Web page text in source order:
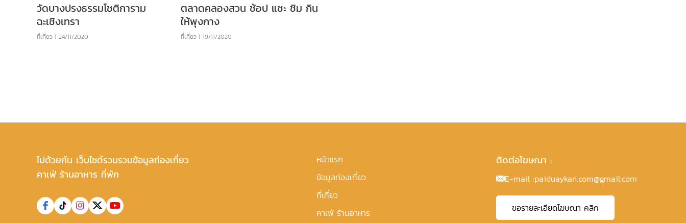
วัดบางปรงธรรมโชติการาม
ฉะเชิงเทรา
ที่เที่ยว | 24/11/2020
ตลาดคลองสวน ช้อป แชะ ชิม กิน
ให้พุงกาง
ที่เที่ยว | 19/11/2020
ไปด้วยกัน เว็บไซต์รวบรวมข้อมูลท่องเที่ยว
คาเฟ่ ร้านอาหาร ที่พัก
หน้าแรก
ข้อมูลท่องเที่ยว
ที่เที่ยว
คาเฟ่ ร้านอาหาร
ติดต่อโฆษณา :
E-mail :paiduaykan.com@gmail.com
ขอรายละเอียดโฆษณา คลิก